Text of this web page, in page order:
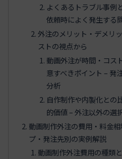
よくあるトラブル事例
依頼時によく発生する
外注のメリット・デメリ
ストの視点から
動画外注が時間・コス
意すべきポイント – 発
分析
自作制作や内製化との
的価値 – 外注以外の選
動画制作外注の費用・料金
プ・発注先別の実例解説
動画制作外注費用の種類